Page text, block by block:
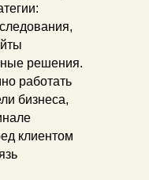
решения.
работать
бизнеса,
клиентом